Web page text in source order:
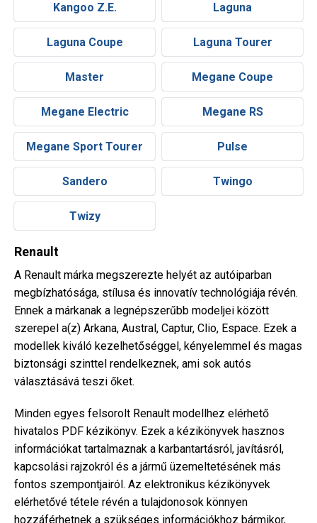
Kangoo Z.E. Laguna
Laguna Coupe Laguna Tourer
Master Megane Coupe
Megane Electric Megane RS
Megane Sport Tourer Pulse
Sandero Twingo
Twizy
Renault
A Renault márka megszerezte helyét az autóiparban
megbízhatósága, stílusa és innovatív technológiája révén.
Ennek a márkanak a legnépszerűbb modeljei között
szerepel a(z) Arkana, Austral, Captur, Clio, Espace. Ezek a
modellek kiváló kezelhetőséggel, kényelemmel és magas
biztonsági szinttel rendelkeznek, ami sok autós
választásává teszi őket.
Minden egyes felsorolt Renault modellhez elérhető
hivatalos PDF kézikönyv. Ezek a kézikönyvek hasznos
információkat tartalmaznak a karbantartásról, javításról,
kapcsolási rajzokról és a jármű üzemeltetésének más
fontos szempontjairól. Az elektronikus kézikönyvek
elérhetővé tétele révén a tulajdonosok könnyen
hozzáférhetnek a szükséges információkhoz bármikor,